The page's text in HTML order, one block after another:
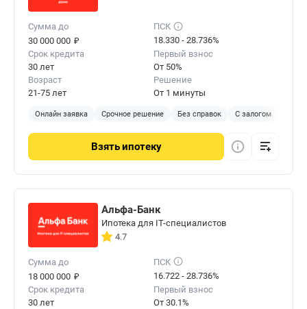
Сумма до
30 000 000 ₽
ПСК
18.330 - 28.736%
Срок кредита
30 лет
Первый взнос
От 50%
Возраст
21-75 лет
Решение
От 1 минуты
Онлайн заявка Срочное решение Без справок С залогом
Взятьипотеку
Альфа-Банк
Ипотека для IT-специалистов
4.7
Сумма до
18 000 000 ₽
ПСК
16.722 - 28.736%
Срок кредита
30 лет
Первый взнос
От 30.1%